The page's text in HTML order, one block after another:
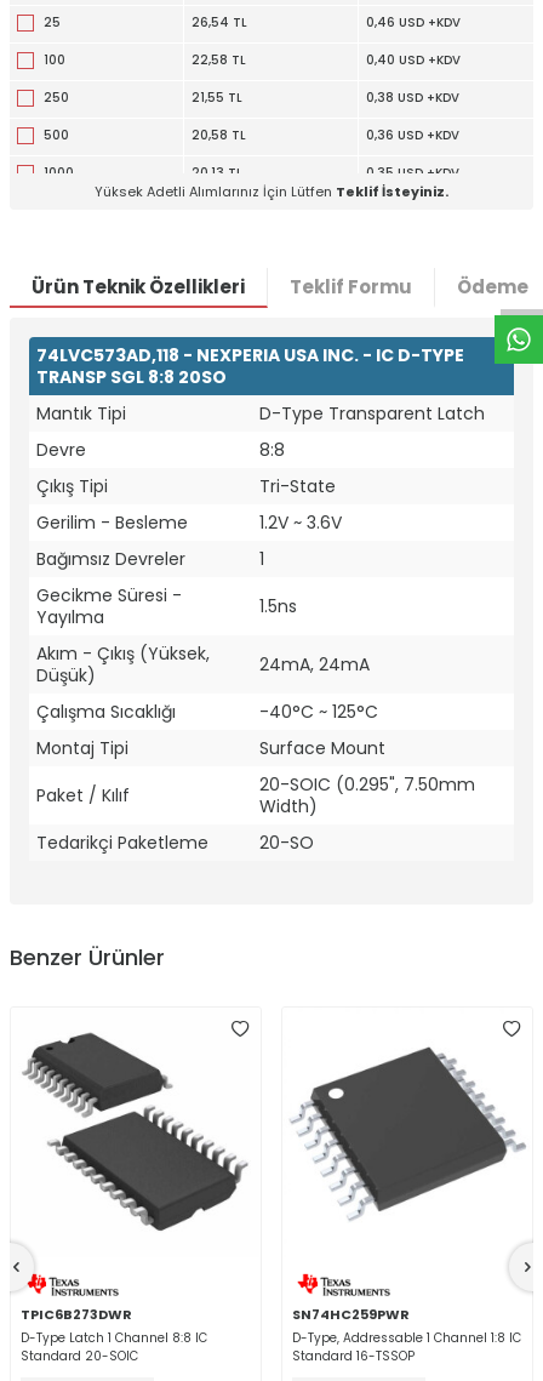
W
h
t
a
p
p
D
e
s
e
H
a
t
t
25 26,54 TL 0,46 USD +KDV
100 22,58 TL 0,40 USD +KDV
250 21,55 TL 0,38 USD +KDV
500 20,58 TL 0,36 USD +KDV
1000 20,13 TL 0,35 USD +KDV
Yüksek Adetli Alımlarınız İçin Lütfen Teklif İsteyiniz.
Ürün Teknik Özellikleri Teklif Formu Ödeme
74LVC573AD,118 - NEXPERIA USA INC. - IC D-TYPE
TRANSP SGL 8:8 20SO
Mantık Tipi
D-Type Transparent Latch
Devre
8:8
Çıkış Tipi
Tri-State
Gerilim - Besleme
1.2V ~ 3.6V
Bağımsız Devreler
1
Gecikme Süresi -
Yayılma
1.5ns
Akım - Çıkış (Yüksek,
Düşük)
24mA, 24mA
Çalışma Sıcaklığı
-40°C ~ 125°C
Montaj Tipi
Surface Mount
Paket / Kılıf
20-SOIC (0.295", 7.50mm
Width)
Tedarikçi Paketleme
20-SO
Benzer Ürünler
TPIC6B273DWR
D-Type Latch 1 Channel 8:8 IC
Standard 20-SOIC
SN74HC259PWR
D-Type, Addressable 1 Channel 1:8 IC
Standard 16-TSSOP